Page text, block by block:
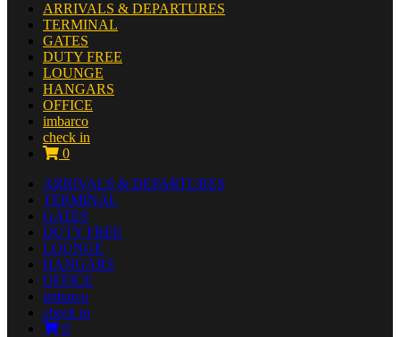
ARRIVALS & DEPARTURES
TERMINAL
GATES
DUTY FREE
LOUNGE
HANGARS
OFFICE
imbarco
check in
0
ARRIVALS & DEPARTURES
TERMINAL
GATES
DUTY FREE
LOUNGE
HANGARS
OFFICE
imbarco
check in
0